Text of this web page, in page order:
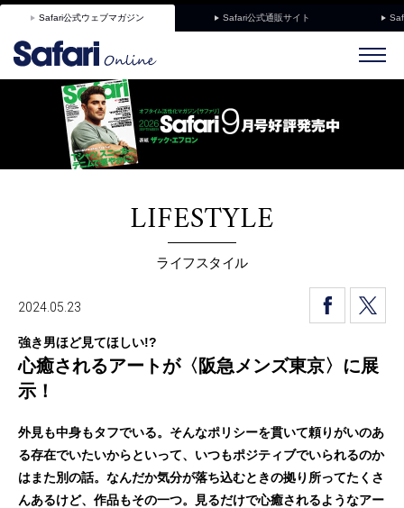
Safari公式ウェブマガジン Safari公式通販サイト
LIFESTYLE
ライフスタイル
2024.05.23
強き男ほど見てほしい!?
心癒されるアートが〈阪急メンズ東京〉に展
示！
外見も中身もタフでいる。そんなポリシーを貫いて頼りがいのあ
る存在でいたいからといって、いつもポジティブでいられるのか
はまた別の話。なんだか気分が落ち込むときの拠り所ってたくさ
んあるけど、作品もその一つ。見るだけで心癒されるようなアー